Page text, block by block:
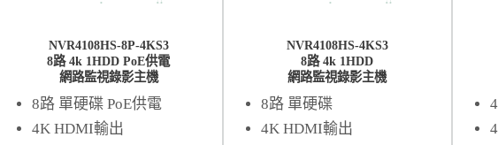
NVR4108HS-8P-4KS3
8路 4k 1HDD PoE供電
網路監視錄影主機
8路 單硬碟 PoE供電
4K HDMI輸出
NVR4108HS-4KS3
8路 4k 1HDD
網路監視錄影主機
8路 單硬碟
4K HDMI輸出